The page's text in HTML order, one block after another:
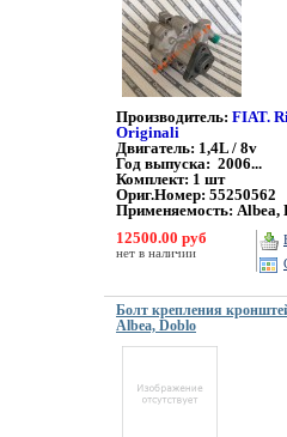
Производитель: FIAT.
Originali
Двигатель: 1,4L / 8v
Год выпуска: 2006...
Комплект: 1 шт
Ориг.Номер: 55250562
Применяемость: Albea,
12500.00 руб
нет в наличии
Болт крепления
Albea, Doblo